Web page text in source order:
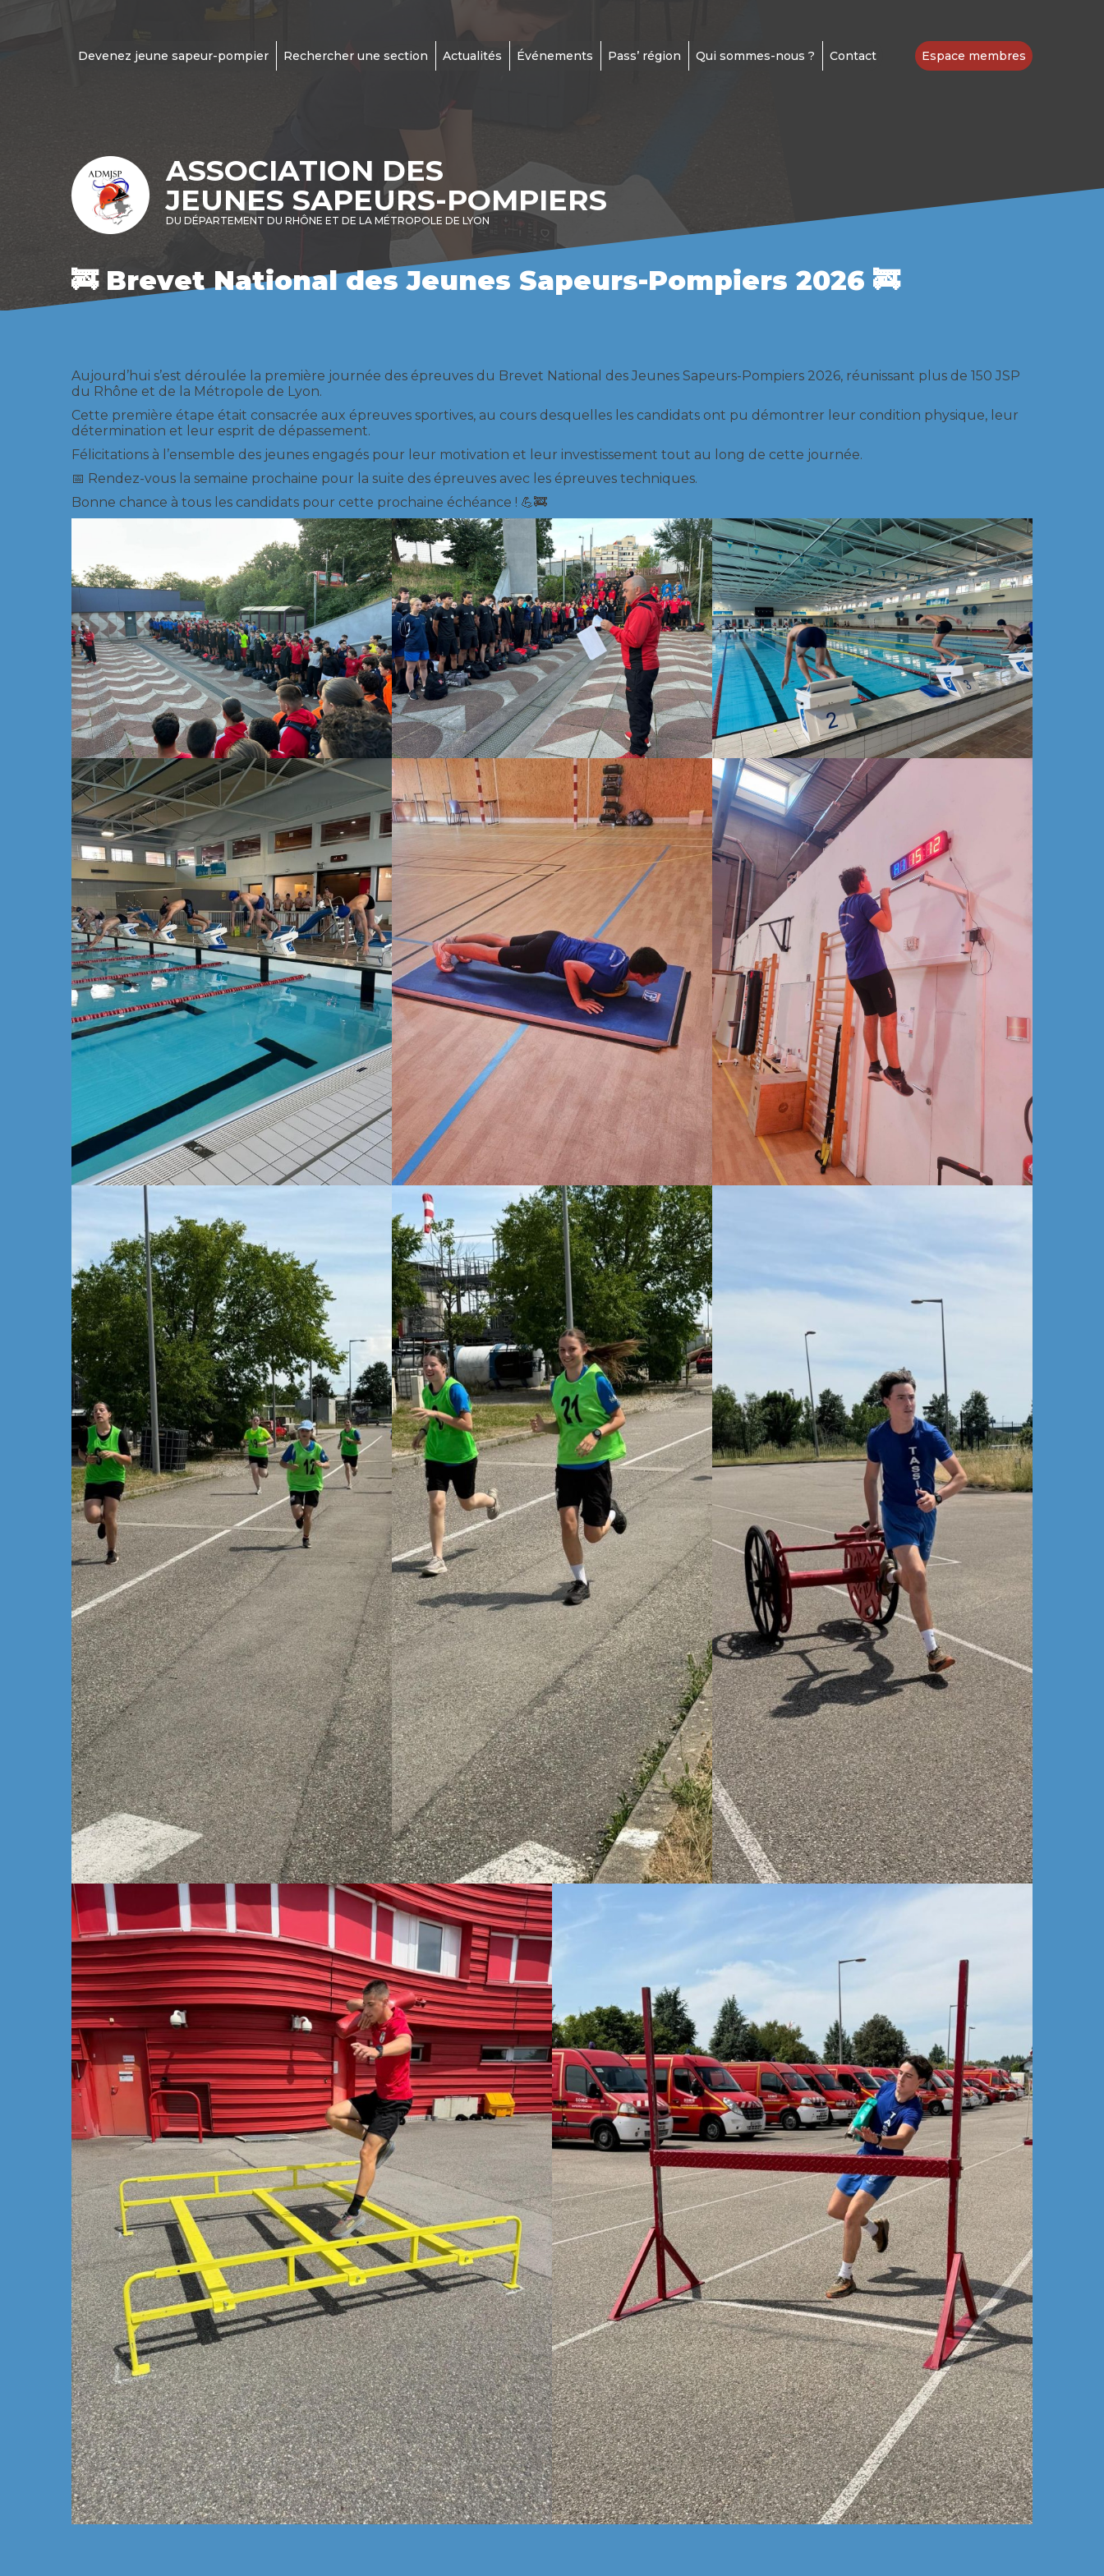
Devenez jeune sapeur-pompier Rechercher une section Actualités Événements Pass’ région Qui sommes-nous ? Contact Espace membres
ASSOCIATION DES
JEUNES SAPEURS-POMPIERS
DU DÉPARTEMENT DU RHÔNE ET DE LA MÉTROPOLE DE LYON
🚒 Brevet National des Jeunes Sapeurs-Pompiers 2026 🚒
Aujourd’hui s’est déroulée la première journée des épreuves du Brevet National des Jeunes Sapeurs-Pompiers 2026, réunissant plus de 150 JSP
du Rhône et de la Métropole de Lyon.
Cette première étape était consacrée aux épreuves sportives, au cours desquelles les candidats ont pu démontrer leur condition physique, leur
détermination et leur esprit de dépassement.
Félicitations à l’ensemble des jeunes engagés pour leur motivation et leur investissement tout au long de cette journée.
📅 Rendez-vous la semaine prochaine pour la suite des épreuves avec les épreuves techniques.
Bonne chance à tous les candidats pour cette prochaine échéance ! 💪🚒